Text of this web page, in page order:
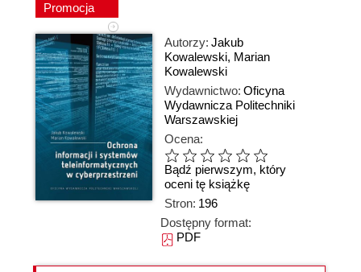
Promocja
Autorzy: Jakub
Kowalewski, Marian
Kowalewski
Wydawnictwo: Oficyna
Wydawnicza Politechniki
Warszawskiej
Ocena:
Bądź pierwszym, który
oceni tę książkę
Stron: 196
Dostępny format:
PDF